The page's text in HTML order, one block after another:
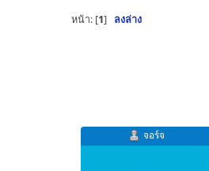
หน้า: [1] ลงล่าง
จอร์จ